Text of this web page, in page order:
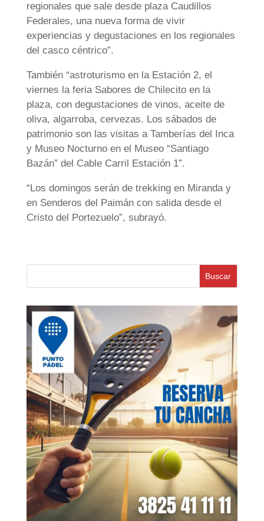
regionales que sale desde plaza Caudillos
Federales, una nueva forma de vivir
experiencias y degustaciones en los regionales
del casco céntrico”.
También “astroturismo en la Estación 2, el
viernes la feria Sabores de Chilecito en la
plaza, con degustaciones de vinos, aceite de
oliva, algarroba, cervezas. Los sábados de
patrimonio son las visitas a Tamberías del Inca
y Museo Nocturno en el Museo “Santiago
Bazán” del Cable Carril Estación 1”.
“Los domingos serán de trekking en Miranda y
en Senderos del Paimán con salida desde el
Cristo del Portezuelo”, subrayó.
Buscar